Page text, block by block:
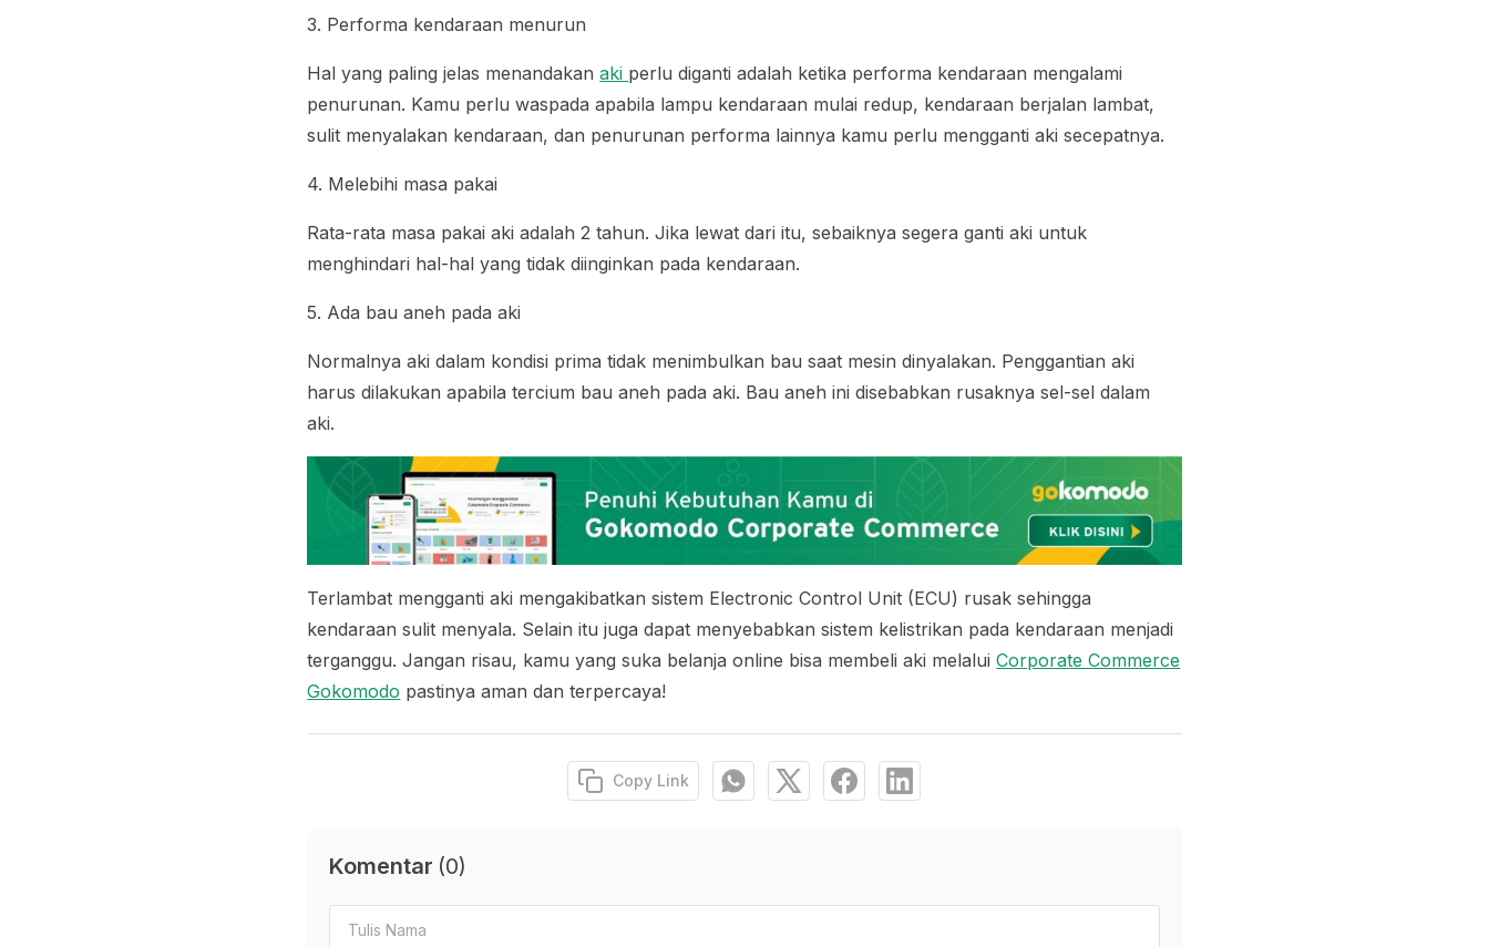
3. Performa kendaraan menurun
Hal yang paling jelas menandakanaki perlu diganti adalah ketika performa kendaraan mengalami
penurunan. Kamu perlu waspada apabila lampu kendaraan mulai redup, kendaraan berjalan lambat,
sulit menyalakan kendaraan, dan penurunan performa lainnya kamu perlu mengganti aki secepatnya.
4. Melebihi masa pakai
Rata-rata masa pakai aki adalah 2 tahun. Jika lewat dari itu, sebaiknya segera ganti aki untuk
menghindari hal-hal yang tidak diinginkan pada kendaraan.
5. Ada bau aneh pada aki
Normalnya aki dalam kondisi prima tidak menimbulkan bau saat mesin dinyalakan. Penggantian aki
harus dilakukan apabila tercium bau aneh pada aki. Bau aneh ini disebabkan rusaknya sel-sel dalam
aki.
Terlambat mengganti aki mengakibatkan sistem Electronic Control Unit (ECU) rusak sehingga
kendaraan sulit menyala. Selain itu juga dapat menyebabkan sistem kelistrikan pada kendaraan menjadi
terganggu. Jangan risau, kamu yang suka belanjaonline bisa membeli aki melaluiCorporate Commerce
Gokomodo pastinya aman dan terpercaya!
Copy Link
Komentar (0)